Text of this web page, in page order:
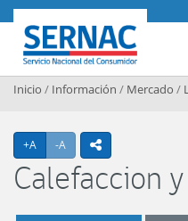
Contenido principal
SERNAC
Inicio / Información / Mercado /
+A Agrandar texto
-A Achicar textoicono
Calefaccion